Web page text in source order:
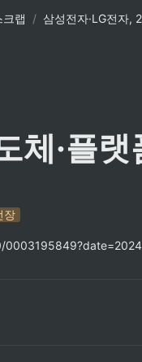
랩 /
체·플
장